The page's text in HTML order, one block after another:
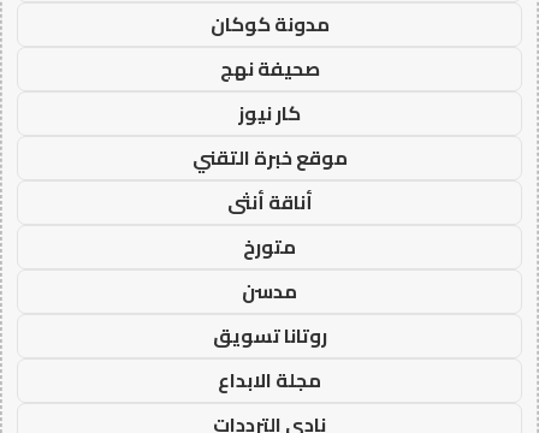
مدونة كوكان
صحيفة نهج
كار نيوز
موقع خبرة التقني
أناقة أنثى
متورخ
مدسن
روتانا تسويق
مجلة الابداع
نادي الترددات